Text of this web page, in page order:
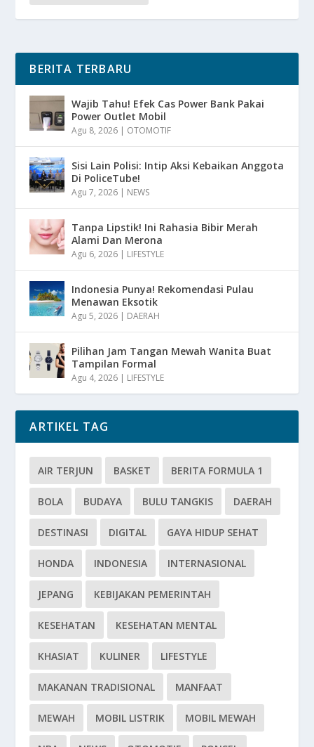
BERITA TERBARU
Wajib Tahu! Efek Cas Power Bank Pakai
Power Outlet Mobil
Agu 8, 2026 | OTOMOTIF
Sisi Lain Polisi: Intip Aksi Kebaikan Anggota
Di PoliceTube!
Agu 7, 2026 | NEWS
Tanpa Lipstik! Ini Rahasia Bibir Merah
Alami Dan Merona
Agu 6, 2026 | LIFESTYLE
Indonesia Punya! Rekomendasi Pulau
Menawan Eksotik
Agu 5, 2026 | DAERAH
Pilihan Jam Tangan Mewah Wanita Buat
Tampilan Formal
Agu 4, 2026 | LIFESTYLE
ARTIKEL TAG
AIR TERJUN BASKET BERITA FORMULA 1
BOLA BUDAYA BULU TANGKIS DAERAH
DESTINASI DIGITAL GAYA HIDUP SEHAT
HONDA INDONESIA INTERNASIONAL
JEPANG KEBIJAKAN PEMERINTAH
KESEHATAN KESEHATAN MENTAL
KHASIAT KULINER LIFESTYLE
MAKANAN TRADISIONAL MANFAAT
MEWAH MOBIL LISTRIK MOBIL MEWAH